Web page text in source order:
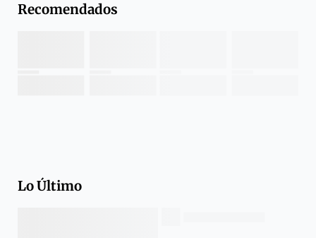
Recomendados
Lo Último